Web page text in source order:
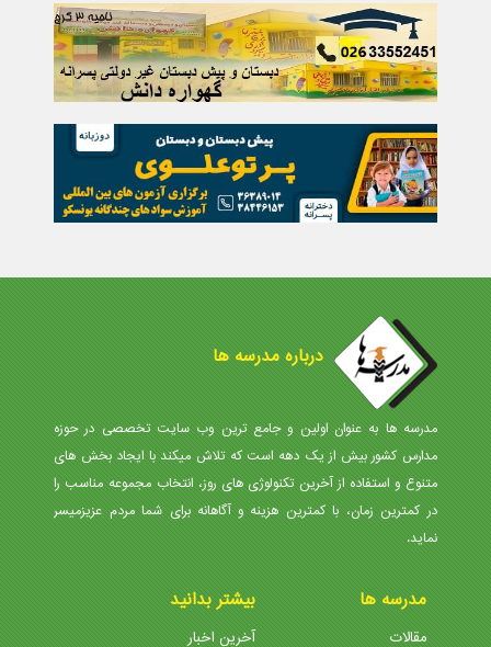
درباره مدرسه ها
مدرسه ها به عنوان اولین و جامع ترین وب سایت تخصصی در حوزه
مدارس کشور بیش از یک دهه است که تلاش میکند با ایجاد بخش های
متنوع و استفاده از آخرین تکنولوژی های روز، انتخاب مجموعه مناسب را
در کمترین زمان، با کمترین هزینه و آگاهانه برای شما مردم عزیزمیسر
نماید.
مدرسه ها
مقالات
بیشتر بدانید
آخرین اخبار